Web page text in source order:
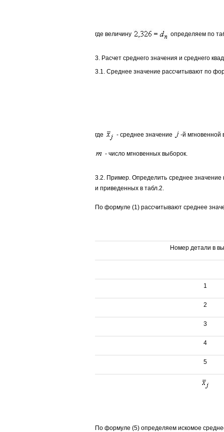
где величину определяем по
3. Расчет среднего значения и среднего
3.1. Среднее значение рассчитывают по
где - среднее значение -й мгновенной
- число мгновенных выборок.
3.2. Пример. Определить среднее
и приведенных в табл.2.
По формуле (1) рассчитывают среднее
Номер детали в
1
2
3
4
5
По формуле (5) определяем искомое